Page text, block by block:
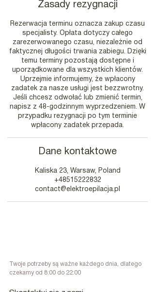
Zasady rezygnacji
Rezerwacja terminu oznacza zakup czasu
specjalisty. Opłata dotyczy całego
zarezerwowanego czasu, niezależnie od
faktycznej długości trwania zabiegu. Dzięki
temu terminy pozostają dostępne i
uporządkowane dla wszystkich klientów.
Uprzejmie informujemy, że wpłacony
zadatek za nasze usługi jest bezzwrotny.
Jeśli chcesz odwołać lub zmienić termin,
napisz z 48-godzinnym wyprzedzeniem. W
przypadku rezygnacji po tym terminie
wpłacony zadatek przepada.
Dane kontaktowe
Kaliska 23, Warsaw, Poland
+48515222832‬
contact@elektroepilacja.pl
Twoje potrzeby są ważne każdego dnia, dlatego
czekamy od 8:00 do 22:00